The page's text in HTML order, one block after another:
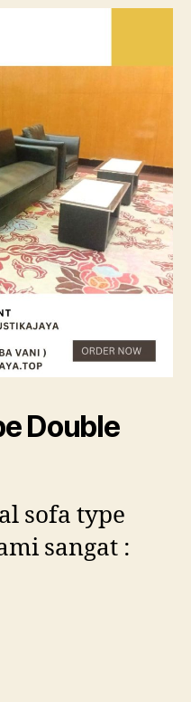
Double
sofa type
sangat :